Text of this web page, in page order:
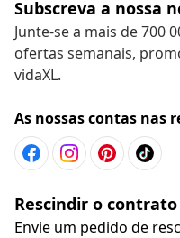
Subscreva a nossa
Junte-se a mais de 700
ofertas semanais,
vidaXL.
As nossas contas nas
Rescindir o contrato
Envie um pedido de